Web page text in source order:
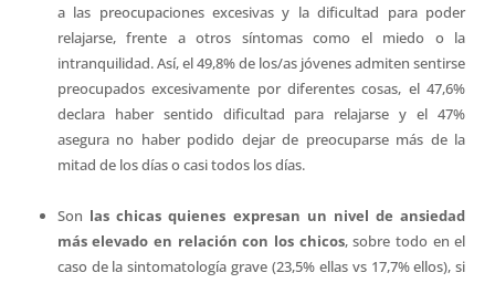
a las preocupaciones excesivas y la dificultad para poder
relajarse, frente a otros síntomas como el miedo o la
intranquilidad. Así, el 49,8% de los/as jóvenes admiten sentirse
preocupados excesivamente por diferentes cosas, el 47,6%
declara haber sentido dificultad para relajarse y el 47%
asegura no haber podido dejar de preocuparse más de la
mitad de los días o casi todos los días.
Son las chicas quienes expresan un nivel de ansiedad
más elevado en relación con los chicos, sobre todo en el
caso de la sintomatología grave (23,5% ellas vs 17,7% ellos), si